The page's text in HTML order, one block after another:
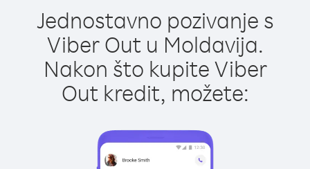
Jednostavno pozivanje s
Viber Out u Moldavija.
Nakon što kupite Viber
Out kredit, možete: